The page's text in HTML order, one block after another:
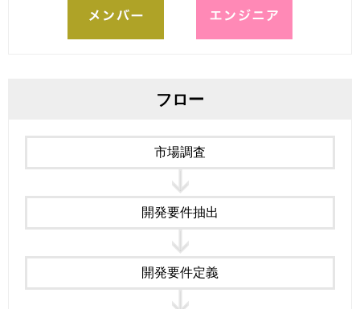
フロー
市場調査
開発要件抽出
開発要件定義